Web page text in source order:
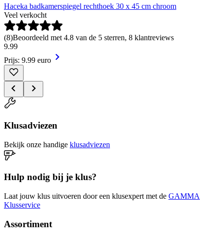
Haceka badkamerspiegel rechthoek 30 x 45 cm chroom
Veel verkocht
(8)Beoordeeld met 4.8 van de 5 sterren, 8 klantreviews
9.99
Prijs: 9.99 euro
Klusadviezen
Bekijk onze handige klusadviezen
Hulp nodig bij je klus?
Laat jouw klus uitvoeren door een klusexpert met de GAMMA
Klusservice
Assortiment